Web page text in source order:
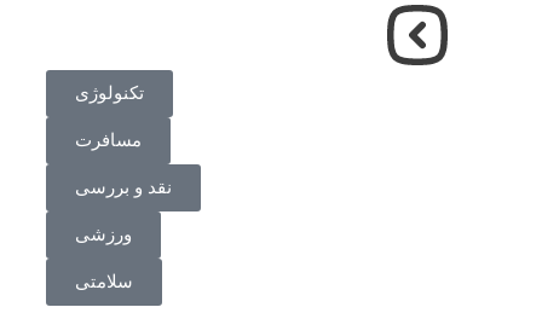
تکنولوژی
مسافرت
نقد و بررسی
ورزشی
سلامتی